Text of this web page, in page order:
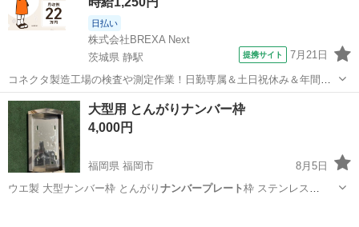
日払い
株式会社BREXA Next
茨城県 静駅
提携サイト 7月21日
コネクタ製造工場の検査や測定作業！日勤専属＆土日祝休み＆年間休
日128日★クリーンルーム内作業★マイカー通勤OK＆無料駐車場あり
★就業先食堂利用可！日払い制度あり！《茨城県常陸大宮市》 人気の
工場のお仕事 ◇コネクタ製造工...
茨城 常陸大宮市 その他
大型用 とんがりナンバー枠
4,000円
福岡県 福岡市
8月5日
ウエ製 大型ナンバー枠 とんがり ナンバープレート枠 ステンレス